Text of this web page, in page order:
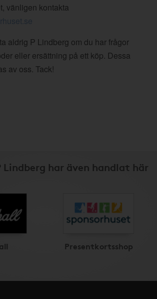
vänligen kontakta
aldrig P Lindberg om du har frågor
eller ersättning på ett köp. Dessa
av oss. Tack!
Lindberg har även handlat här
Presentkortsshop